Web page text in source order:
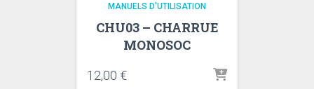
MANUELS D'UTILISATION
CHU03 – CHARRUE
MONOSOC
12,00 €